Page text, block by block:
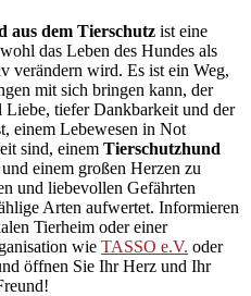
aus dem Tierschutz ist eine
das Leben des Hundes als
verändern wird. Es ist ein Weg,
mit sich bringen kann, der
tiefer Dankbarkeit und der
einem Lebewesen in Not
sind, einem Tierschutzhund
einem großen Herzen zu
und liebevollen Gefährten
Arten aufwertet. Informieren
Tierheim oder einer
wie TASSO e.V. oder
öffnen Sie Ihr Herz und Ihr